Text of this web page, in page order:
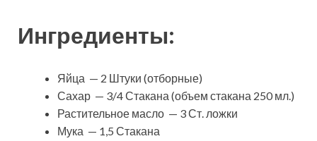
Ингредиенты:
Яйца — 2 Штуки (отборные)
Сахар — 3/4 Стакана (объем стакана 250 мл.)
Растительное масло — 3 Ст. ложки
Мука — 1,5 Стакана